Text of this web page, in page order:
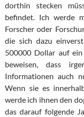
dorthin stecken
befindet. Ich werde
Forscher oder
die sich dazu
500000 Dollar auf
beweisen, dass
Informationen auch
Wenn sie es
werde ich ihnen den
das darauf folgende